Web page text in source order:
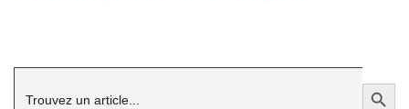
Search
Search Button